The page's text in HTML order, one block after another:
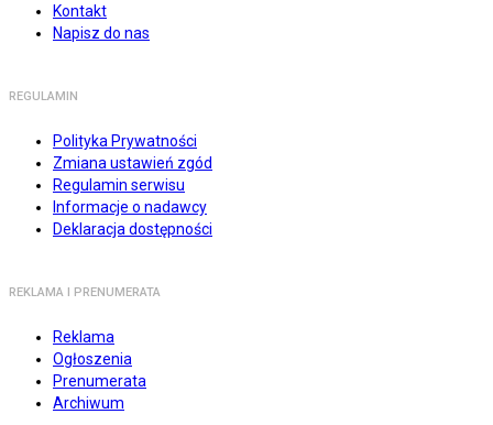
Kontakt
Napisz do nas
REGULAMIN
Polityka Prywatności
Zmiana ustawień zgód
Regulamin serwisu
Informacje o nadawcy
Deklaracja dostępności
REKLAMA I PRENUMERATA
Reklama
Ogłoszenia
Prenumerata
Archiwum